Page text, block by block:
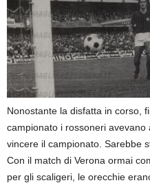
Nonostante la disfatta in corso,
campionato i rossoneri
vincere il campionato. Sarebbe
Con il match di Verona ormai
per gli scaligeri, le orecchie